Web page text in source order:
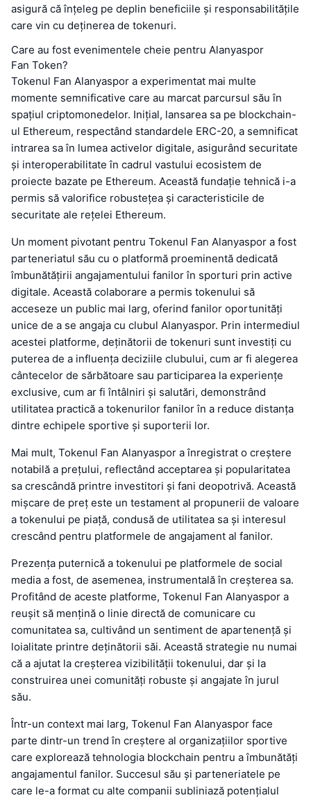
asigură că înțeleg pe deplin beneficiile și responsabilitățile
care vin cu deținerea de tokenuri.
Care au fost evenimentele cheie pentru Alanyaspor
Fan Token?
Tokenul Fan Alanyaspor a experimentat mai multe
momente semnificative care au marcat parcursul său în
spațiul criptomonedelor. Inițial, lansarea sa pe blockchain-
ul Ethereum, respectând standardele ERC-20, a semnificat
intrarea sa în lumea activelor digitale, asigurând securitate
și interoperabilitate în cadrul vastului ecosistem de
proiecte bazate pe Ethereum. Această fundație tehnică i-a
permis să valorifice robustețea și caracteristicile de
securitate ale rețelei Ethereum.
Un moment pivotant pentru Tokenul Fan Alanyaspor a fost
parteneriatul său cu o platformă proeminentă dedicată
îmbunătățirii angajamentului fanilor în sporturi prin active
digitale. Această colaborare a permis tokenului să
acceseze un public mai larg, oferind fanilor oportunități
unice de a se angaja cu clubul Alanyaspor. Prin intermediul
acestei platforme, deținătorii de tokenuri sunt investiți cu
puterea de a influența deciziile clubului, cum ar fi alegerea
cântecelor de sărbătoare sau participarea la experiențe
exclusive, cum ar fi întâlniri și salutări, demonstrând
utilitatea practică a tokenurilor fanilor în a reduce distanța
dintre echipele sportive și suporterii lor.
Mai mult, Tokenul Fan Alanyaspor a înregistrat o creștere
notabilă a prețului, reflectând acceptarea și popularitatea
sa crescândă printre investitori și fani deopotrivă. Această
mișcare de preț este un testament al propunerii de valoare
a tokenului pe piață, condusă de utilitatea sa și interesul
crescând pentru platformele de angajament al fanilor.
Prezența puternică a tokenului pe platformele de social
media a fost, de asemenea, instrumentală în creșterea sa.
Profitând de aceste platforme, Tokenul Fan Alanyaspor a
reușit să mențină o linie directă de comunicare cu
comunitatea sa, cultivând un sentiment de apartenență și
loialitate printre deținătorii săi. Această strategie nu numai
că a ajutat la creșterea vizibilității tokenului, dar și la
construirea unei comunități robuste și angajate în jurul
său.
Într-un context mai larg, Tokenul Fan Alanyaspor face
parte dintr-un trend în creștere al organizațiilor sportive
care explorează tehnologia blockchain pentru a îmbunătăți
angajamentul fanilor. Succesul său și parteneriatele pe
care le-a format cu alte companii subliniază potențialul